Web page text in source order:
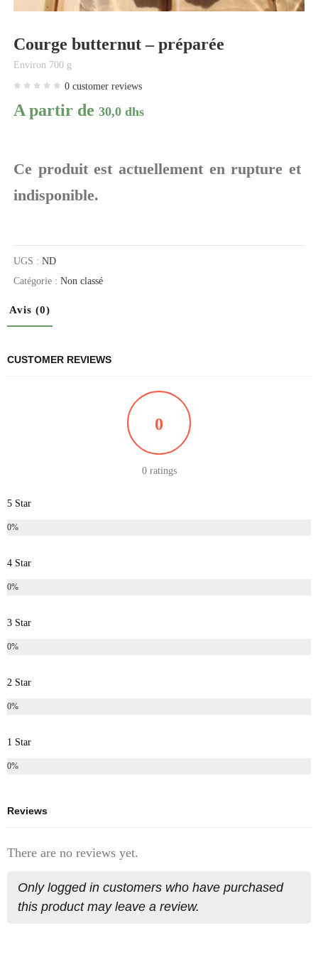
Courge butternut – préparée
Environ 700 g
0 customer reviews
A partir de30,0dhs
Ce produit est actuellement en rupture et
indisponible.
UGS :ND
Catégorie :Non classé
Avis (0)
CUSTOMER REVIEWS
0
0 ratings
5 Star
0%
4 Star
0%
3 Star
0%
2 Star
0%
1 Star
0%
Reviews
There are no reviews yet.
Only logged in customers who have purchased
this product may leave a review.